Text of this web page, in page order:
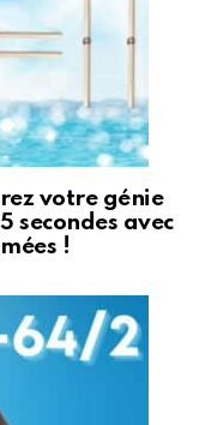
votre génie
secondes avec
!